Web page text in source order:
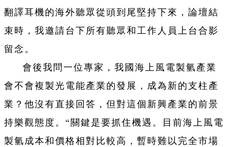
翻譯耳機的海外聽眾從頭到尾堅持下來，論壇結
束時，我邀請台下所有聽眾和工作人員上台合影
留念。
會後我問一位專家，我國海上風電製氫產業
會不會複製光電能產業的發展，成為新的支柱產
業？他沒有直接回答，但對這個新興產業的前景
持樂觀態度。“關鍵是要抓住機遇。目前海上風電
製氫成本和價格相對比較高，暫時難以完全市場